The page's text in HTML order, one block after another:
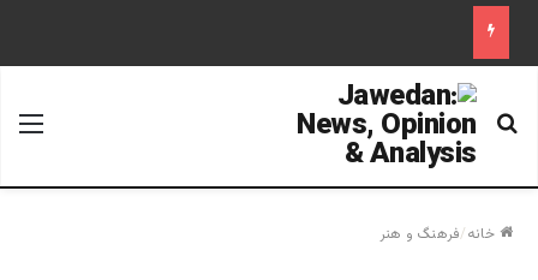
جستجو برای
خانه/فرهنگ و هنر